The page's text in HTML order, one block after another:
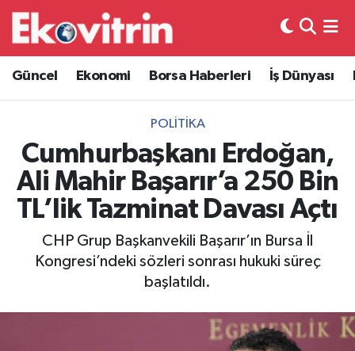
Güncel Ekonomi Borsa Haberleri İş Dünyası
POLITIKA
Cumhurbaşkanı Erdoğan,
Ali Mahir Başarır’a 250 Bin
TL’lik Tazminat Davası Açtı
CHP Grup Başkanvekili Başarır’ın Bursa İl
Kongresi’ndeki sözleri sonrası hukuki süreç
başlatıldı.
Güncel
Ekonomi
Borsa Haberleri
İş Dünyası
Lojistik
Otovitrin
Hava Durumu
Trafik Durumu
Süper Lig Puan Durumu ve Fikstür
Tüm Manşetler
Son Dakika Haberleri
Haber Arşivi